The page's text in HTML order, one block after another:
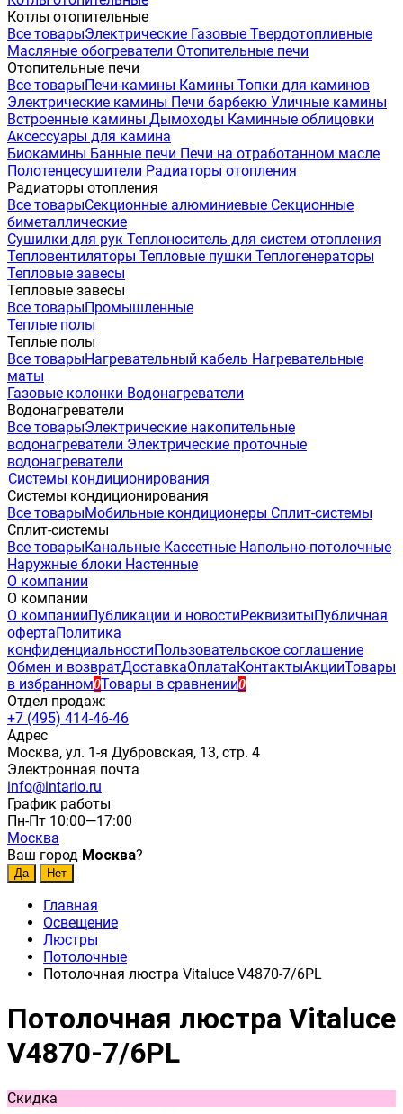
Котлы отопительные
Все товарыЭлектрические Газовые Твердотопливные
Масляные обогреватели Отопительные печи
Отопительные печи
Все товарыПечи-камины Камины Топки для каминов
Электрические камины Печи барбекю Уличные камины
Встроенные камины Дымоходы Каминные облицовки
Аксессуары для камина
Биокамины Банные печи Печи на отработанном масле
Полотенцесушители Радиаторы отопления
Радиаторы отопления
Все товарыСекционные алюминиевые Секционные
биметаллические
Сушилки для рук Теплоноситель для систем отопления
Тепловентиляторы Тепловые пушки Теплогенераторы
Тепловые завесы
Тепловые завесы
Все товарыПромышленные
Теплые полы
Теплые полы
Все товарыНагревательный кабель Нагревательные
маты
Газовые колонки Водонагреватели
Водонагреватели
Все товарыЭлектрические накопительные
водонагреватели Электрические проточные
водонагреватели
Системы кондиционирования
Системы кондиционирования
Все товарыМобильные кондиционеры Сплит-системы
Сплит-системы
Все товарыКанальные Кассетные Напольно-потолочные
Наружные блоки Настенные
О компании
О компании
О компанииПубликации и новостиРеквизитыПубличная
офертаПолитика
конфиденциальностиПользовательское соглашение
Обмен и возвратДоставкаОплатаКонтактыАкцииТовары
в избранном0Товары в сравнении0
Отдел продаж:
+7 (495) 414-46-46
Адрес
Москва, ул. 1-я Дубровская, 13, стр. 4
Электронная почта
info@intario.ru
График работы
Пн-Пт 10:00—17:00
Москва
Ваш город Москва?
Главная
Освещение
Люстры
Потолочные
Потолочная люстра Vitaluce V4870-7/6PL
Потолочная люстра Vitaluce
V4870-7/6PL
Скидка